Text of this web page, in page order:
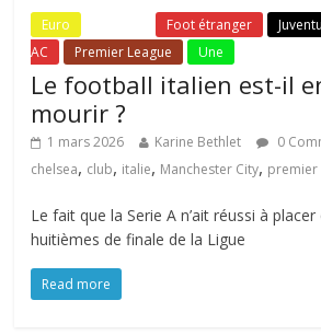
Euro Foot étranger
AC
Premier League Une
Le football italien est-il
mourir ?
1 mars 2026 Karine Bethlet 0
chelsea, club, italie, Manchester City, premier
Le fait que la Serie A n’ait réussi à placer
huitièmes de finale de la Ligue
Read more